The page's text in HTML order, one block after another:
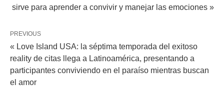
sirve para aprender a convivir y manejar las emociones »
PREVIOUS
« Love Island USA: la séptima temporada del exitoso
reality de citas llega a Latinoamérica, presentando a
participantes conviviendo en el paraíso mientras buscan
el amor